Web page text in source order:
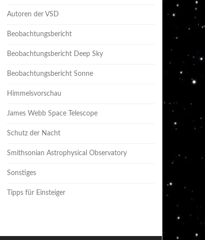
Autoren der VSD
Beobachtungsbericht
Beobachtungsbericht Deep Sky
Beobachtungsbericht Sonne
Himmelsvorschau
James Webb Space Telescope
Schutz der Nacht
Smithsonian Astrophysical Observatory
Sonstiges
Tipps für Einsteiger